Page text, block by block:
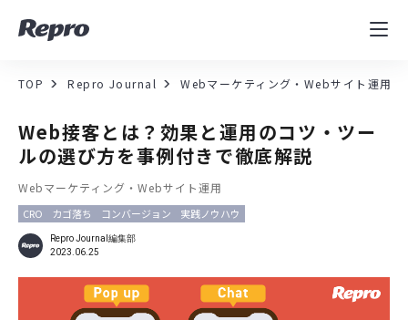
MAツール
コンサルティング
導入事例
セミナー／イベント
TOP Repro Journal Webマーケティング・Webサイト運用
Web接客とは？効果と運用のコツ・ツー
ルの選び方を事例付きで徹底解説
Webマーケティング・Webサイト運用
CRO カゴ落ち コンバージョン 実践ノウハウ
Repro Journal編集部
2023.06.25